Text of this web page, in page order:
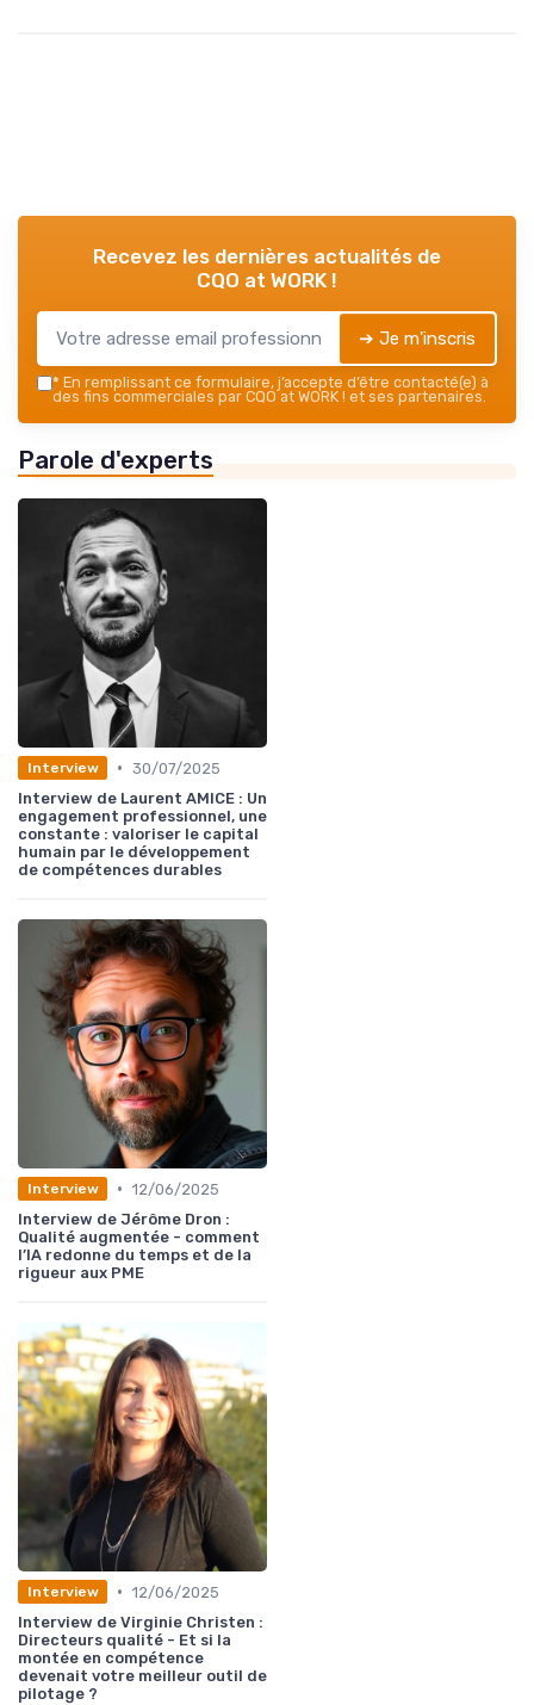
Recevez les dernières actualités de
CQO at WORK !
➔ Je m'inscris
* En remplissant ce formulaire, j’accepte d’être contacté(e) à
des fins commerciales par CQO at WORK ! et ses partenaires.
Parole d'experts
Interview • 30/07/2025
Interview de Laurent AMICE : Un
engagement professionnel, une
constante : valoriser le capital
humain par le développement
de compétences durables
Interview • 12/06/2025
Interview de Jérôme Dron :
Qualité augmentée - comment
l’IA redonne du temps et de la
rigueur aux PME
Interview • 12/06/2025
Interview de Virginie Christen :
Directeurs qualité - Et si la
montée en compétence
devenait votre meilleur outil de
pilotage ?